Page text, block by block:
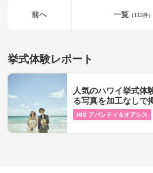
前へ 一覧 （113件）
挙式体験レポート
人気のハワイ挙式体
る写真を加工なしで
HIS アバンティ＆オアシス